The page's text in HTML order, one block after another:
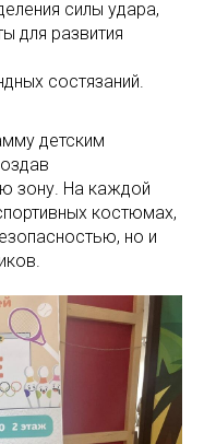
силы удара,
для развития
состязаний.
детским
зону. На каждой
костюмах,
но и